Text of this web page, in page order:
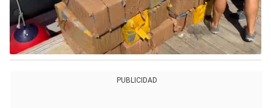
PUBLICIDAD